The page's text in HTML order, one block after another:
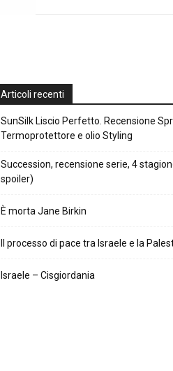
Articoli recenti
SunSilk Liscio Perfetto. Recensione
Termoprotettore e olio Styling
Succession, recensione serie, 4
spoiler)
È morta Jane Birkin
Il processo di pace tra Israele e la
Israele – Cisgiordania